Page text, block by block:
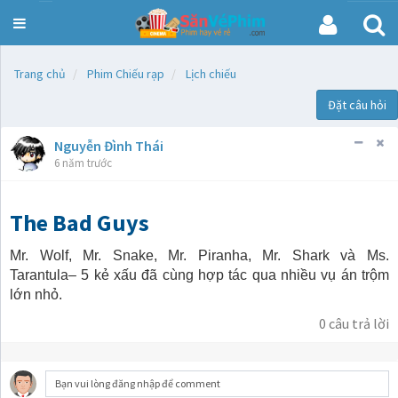
SanVePhim.com
Trang chủ Phim Chiếu rạp
Lịch chiếu
Đặt câu hỏi
Nguyễn Đình Thái
6 năm trước
The Bad Guys
Mr. Wolf, Mr. Snake, Mr. Piranha, Mr. Shark và Ms.
Tarantula– 5 kẻ xấu đã cùng hợp tác qua nhiều vụ án trộm
lớn nhỏ.
0 câu trả lời
Bạn vui lòng đăng nhập để comment